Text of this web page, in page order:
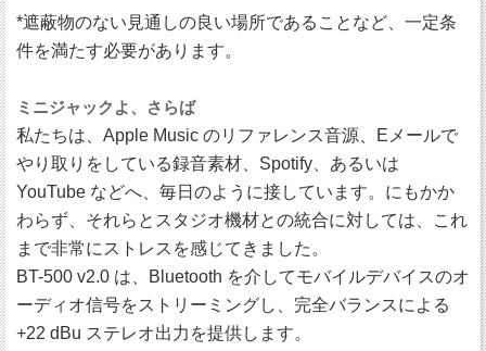
*遮蔽物のない見通しの良い場所であることなど、一定条
件を満たす必要があります。
ミニジャックよ、さらば
私たちは、Apple Music のリファレンス音源、Eメールで
やり取りをしている録音素材、Spotify、あるいは
YouTube などへ、毎日のように接しています。にもかか
わらず、それらとスタジオ機材との統合に対しては、これ
まで非常にストレスを感じてきました。
BT-500 v2.0 は、Bluetooth を介してモバイルデバイスのオ
ーディオ信号をストリーミングし、完全バランスによる
+22 dBu ステレオ出力を提供します。